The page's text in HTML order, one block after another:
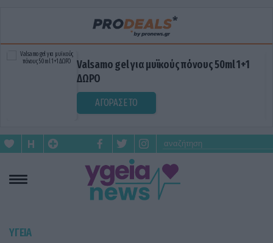
Valsamo gel για μυϊκούς πόνους 50ml 1+1
ΔΩΡΟ
ΑΓΟΡΑΣΕ ΤΟ
ΥΓΕΙΑ